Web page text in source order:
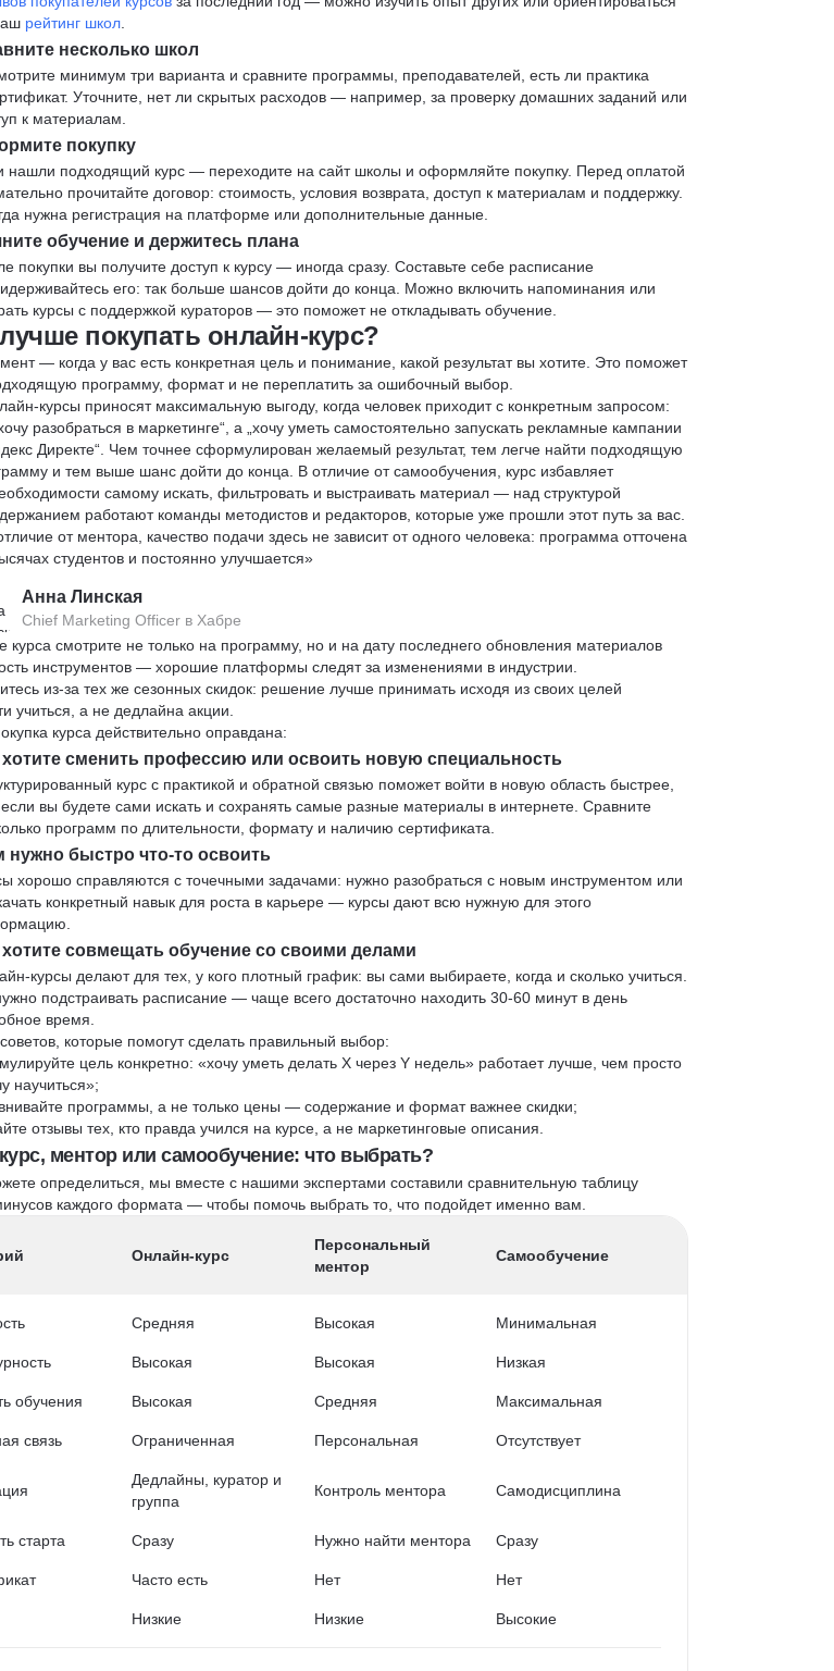
рейтинг школ
несколько школ
минимум три варианта и сравните программы, преподавателей, есть ли практика
Уточните, нет ли скрытых расходов — например, за проверку домашних заданий или
к материалам.
покупку
нашли подходящий курс — переходите на сайт школы и оформляйте покупку. Перед оплатой
прочитайте договор: стоимость, условия возврата, доступ к материалам и поддержку.
нужна регистрация на платформе или дополнительные данные.
обучение и держитесь плана
покупки вы получите доступ к курсу — иногда сразу. Составьте себе расписание
его: так больше шансов дойти до конца. Можно включить напоминания или
курсы с поддержкой кураторов — это поможет не откладывать обучение.
покупать онлайн-курс?
— когда у вас есть конкретная цель и понимание, какой результат вы хотите. Это поможет
программу, формат и не переплатить за ошибочный выбор.
курсы приносят максимальную выгоду, когда человек приходит с конкретным запросом:
разобраться в маркетинге“, а „хочу уметь самостоятельно запускать рекламные кампании
Директе“. Чем точнее сформулирован желаемый результат, тем легче найти подходящую
и тем выше шанс дойти до конца. В отличие от самообучения, курс избавляет
самому искать, фильтровать и выстраивать материал — над структурой
работают команды методистов и редакторов, которые уже прошли этот путь за вас.
от ментора, качество подачи здесь не зависит от одного человека: программа отточена
студентов и постоянно улучшается»
Анна Линская
Chief Marketing Officer в Хабре
курса смотрите не только на программу, но и на дату последнего обновления материалов
инструментов — хорошие платформы следят за изменениями в индустрии.
из-за тех же сезонных скидок: решение лучше принимать исходя из своих целей
учиться, а не дедлайна акции.
курса действительно оправдана:
сменить профессию или освоить новую специальность
курс с практикой и обратной связью поможет войти в новую область быстрее,
вы будете сами искать и сохранять самые разные материалы в интернете. Сравните
программ по длительности, формату и наличию сертификата.
нужно быстро что-то освоить
хорошо справляются с точечными задачами: нужно разобраться с новым инструментом или
конкретный навык для роста в карьере — курсы дают всю нужную для этого
совмещать обучение со своими делами
курсы делают для тех, у кого плотный график: вы сами выбираете, когда и сколько учиться.
подстраивать расписание — чаще всего достаточно находить 30-60 минут в день
время.
которые помогут сделать правильный выбор:
цель конкретно: «хочу уметь делать X через Y недель» работает лучше, чем просто
научиться»;
программы, а не только цены — содержание и формат важнее скидки;
отзывы тех, кто правда учился на курсе, а не маркетинговые описания.
ментор или самообучение: что выбрать?
определиться, мы вместе с нашими экспертами составили сравнительную таблицу
каждого формата — чтобы помочь выбрать то, что подойдет именно вам.
Онлайн-курс
Персональный
ментор
Самообучение
Средняя Высокая Минимальная
Высокая Высокая Низкая
обучения Высокая Средняя Максимальная
связь Ограниченная Персональная Отсутствует
Дедлайны, куратор и
группа
Контроль ментора Самодисциплина
старта Сразу Нужно найти ментора Сразу
Часто есть Нет Нет
Низкие Низкие Высокие